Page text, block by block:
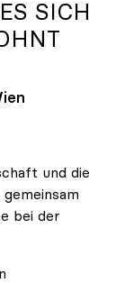
SICH
und die
bei der